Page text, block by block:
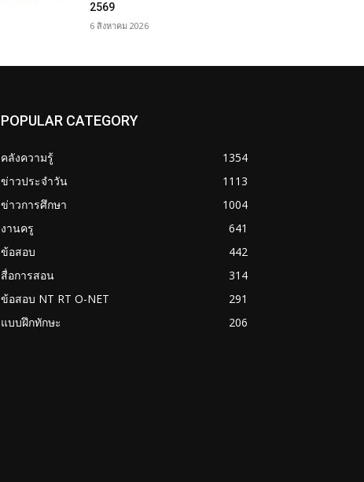
2569
6 สิงหาคม 2026
POPULAR CATEGORY
คลังความรู้
1354
ข่าวประจำวัน
1113
ข่าวการศึกษา
1004
งานครู
641
ข้อสอบ
442
สื่อการสอน
314
ข้อสอบ NT RT O-NET
291
แบบฝึกทักษะ
206